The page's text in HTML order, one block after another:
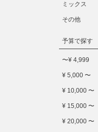
ミックス
その他
予算で探す
〜¥ 4,999
¥ 5,000 〜
¥ 10,000 〜
¥ 15,000 〜
¥ 20,000 〜